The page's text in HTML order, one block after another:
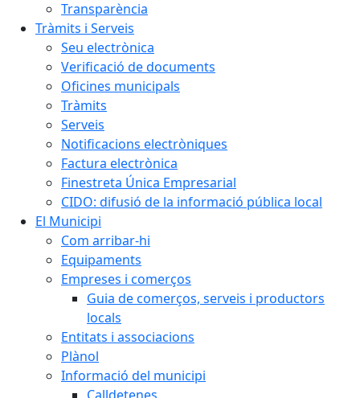
Transparència
Tràmits i Serveis
Seu electrònica
Verificació de documents
Oficines municipals
Tràmits
Serveis
Notificacions electròniques
Factura electrònica
Finestreta Única Empresarial
CIDO: difusió de la informació pública local
El Municipi
Com arribar-hi
Equipaments
Empreses i comerços
Guia de comerços, serveis i productors
locals
Entitats i associacions
Plànol
Informació del municipi